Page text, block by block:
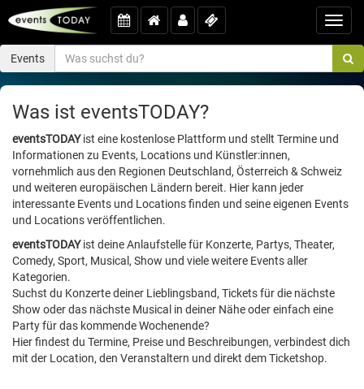
Events
Was ist eventsTODAY?
eventsTODAYist eine kostenlose Plattform und stellt Termine und
Informationen zu Events, Locations und Künstler:innen,
vornehmlich aus den Regionen Deutschland, Österreich & Schweiz
und weiteren europäischen Ländern bereit. Hier kann jeder
interessante Events und Locations finden und seine eigenen Events
und Locations veröffentlichen.
eventsTODAYist deine Anlaufstelle für Konzerte, Partys, Theater,
Comedy, Sport, Musical, Show und viele weitere Events aller
Kategorien.
Suchst du Konzerte deiner Lieblingsband, Tickets für die nächste
Show oder das nächste Musical in deiner Nähe oder einfach eine
Party für das kommende Wochenende?
Hier findest du Termine, Preise und Beschreibungen, verbindest dich
mit der Location, den Veranstaltern und direkt dem Ticketshop.